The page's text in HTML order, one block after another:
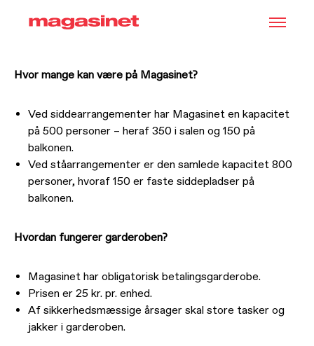
Hvor mange kan være på Magasinet?
Ved siddearrangementer har Magasinet en kapacitet
på 500 personer – heraf 350 i salen og 150 på
balkonen.
Ved ståarrangementer er den samlede kapacitet 800
personer, hvoraf 150 er faste siddepladser på
balkonen.
Hvordan fungerer garderoben?
Magasinet har obligatorisk betalingsgarderobe.
Prisen er 25 kr. pr. enhed.
Af sikkerhedsmæssige årsager skal store tasker og
jakker i garderoben.